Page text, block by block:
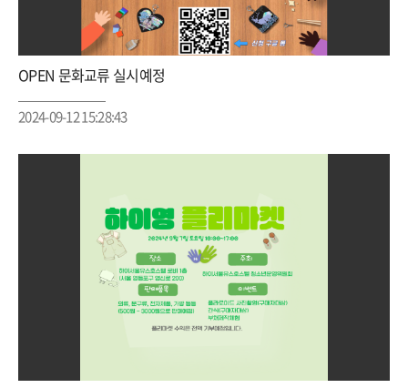
OPEN 문화교류 실시예정
2024-09-12 15:28:43